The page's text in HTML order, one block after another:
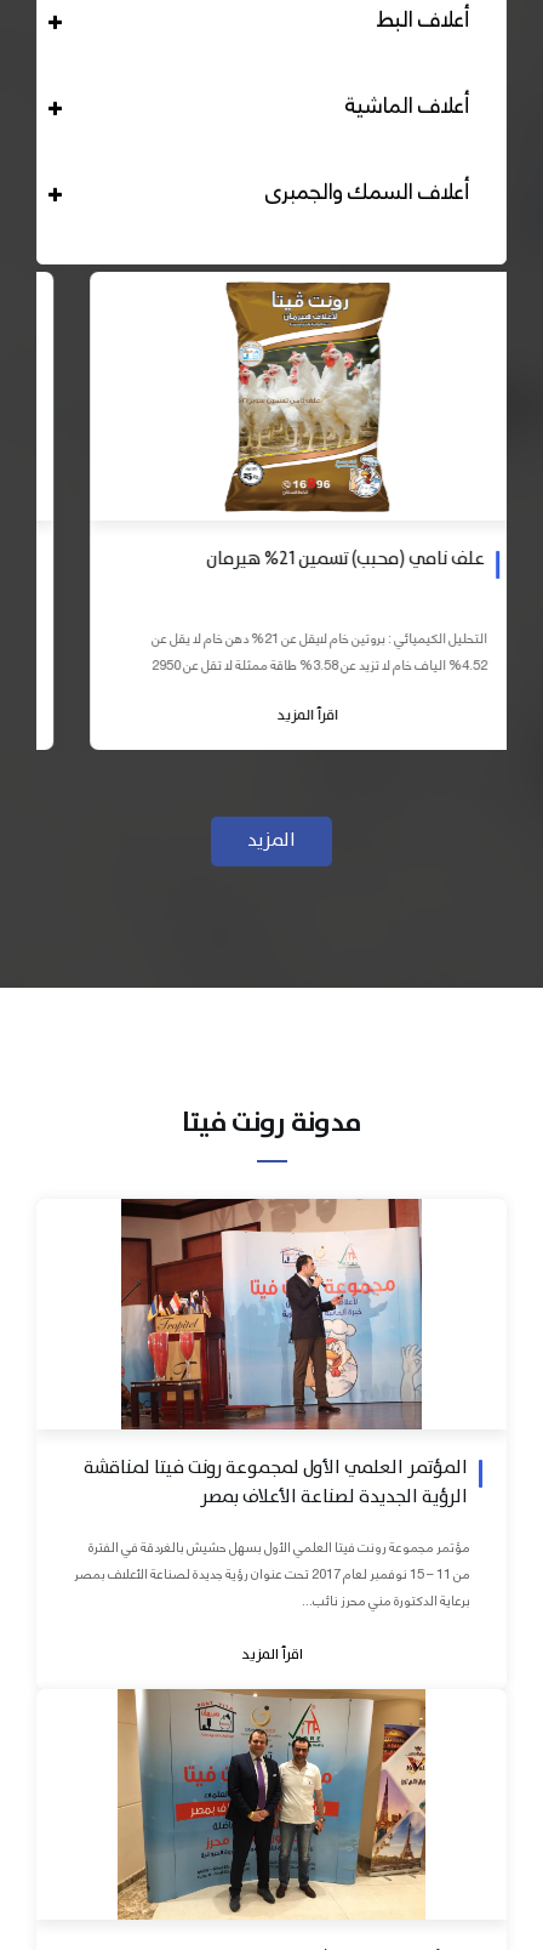
أعلاف البط
أعلاف الماشية
أعلاف السمك والجمبرى
علف نامي (محبب) تسمين 21% هيرمان
التحليل الكيميائي : بروتين خام لايقل عن 21% دهن خام لا يقل عن
اقرأ المزيد
المزيد
مدونة رونت فيتا
المؤتمر العلمي الأول لمجموعة رونت فيتا لمناقشة
الرؤية الجديدة لصناعة الأعلاف بمصر
مؤتمر مجموعة رونت فيتا العلمي الأول بسهل حشيش بالغردقة في الفترة
من 11 – 15 نوفمبر لعام 2017 تحت عنوان رؤية جديدة لصناعة الأعلاف بمصر
برعاية الدكتورة مني محرز نائب...
اقرأ المزيد